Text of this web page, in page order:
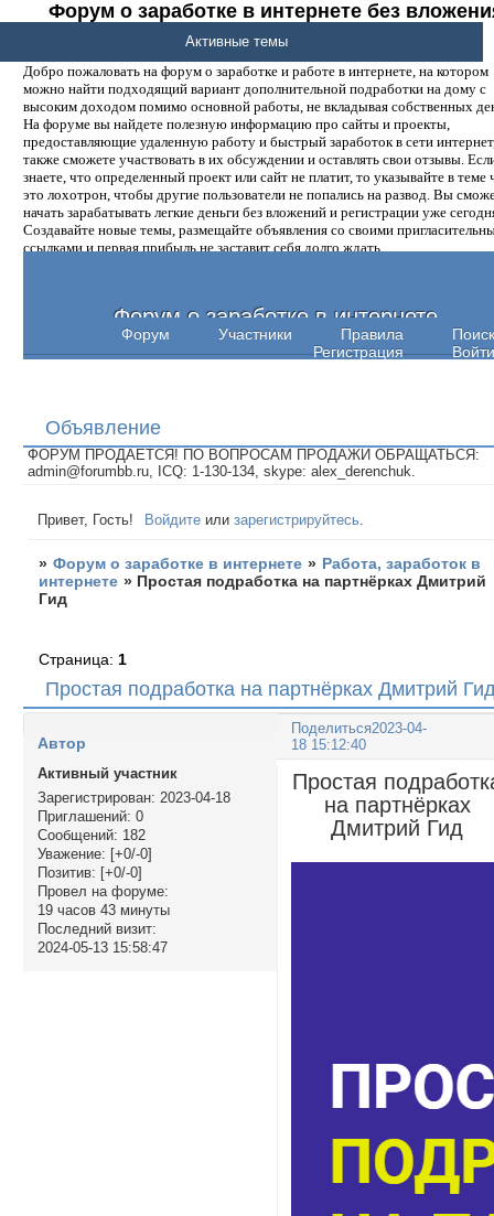
Форум о заработке в интернете без
денег.
Добро пожаловать на форум о заработке и работе в интернете, на котором
можно найти подходящий вариант дополнительной подработки на дому с
высоким доходом помимо основной работы, не вкладывая собственных
На форуме вы найдете полезную информацию про сайты и проекты,
предоставляющие удаленную работу и быстрый заработок в сети
также сможете участвовать в их обсуждении и оставлять свои отзывы.
знаете, что определенный проект или сайт не платит, то указывайте в теме
это лохотрон, чтобы другие пользователи не попались на развод. Вы
начать зарабатывать легкие деньги без вложений и регистрации уже
Создавайте новые темы, размещайте объявления со своими
ссылками и первая прибыль не заставит себя долго ждать.
Форум о заработке в интернете
Форум Участники Правила
Поиск
Регистрация
Войти
Активные темы
Объявление
ФОРУМ ПРОДАЕТСЯ! ПО ВОПРОСАМ ПРОДАЖИ ОБРАЩАТЬСЯ:
admin@forumbb.ru, ICQ: 1-130-134, skype: alex_derenchuk.
Привет, Гость! Войдите илизарегистрируйтесь
» Форум о заработке в интернете » Работа, заработок в
интернете » Простая подработка на партнёрках Дмитрий
Гид
Простая подработка на партнёрках Дмитрий
Страница: 1
Поделиться2023-04-
18 15:12:40
Автор
Активный участник
Зарегистрирован: 2023-04-18
Приглашений: 0
Сообщений: 182
Уважение: [+0/-0]
Позитив: [+0/-0]
Провел на форуме:
19 часов 43 минуты
Последний визит:
2024-05-13 15:58:47
Простая
на партнёрках
Дмитрий Гид